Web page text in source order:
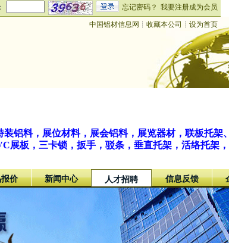
忘记密码？ 我要注册成为会员
中国铝材信息网 ┊ 收藏本公司 ┊ 设为首页
铝料，展位材料，展会铝料，展览器材，联板托架
展板，三卡锁，扳手，驳条，垂直托架，活络托架
价 新闻中心 人才招聘 信息反馈